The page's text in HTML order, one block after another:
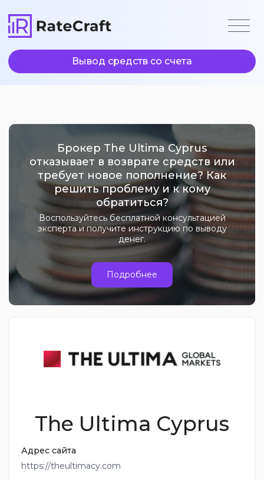
Вывод средств со счета
Брокер The Ultima Cyprus
отказывает в возврате средств или
требует новое пополнение? Как
решить проблему и к кому
обратиться?
Воспользуйтесь бесплатной консультацией
эксперта и получите инструкцию по выводу
денег.
Подробнее
The Ultima Cyprus
Адрес сайта
https://theultimacy.com